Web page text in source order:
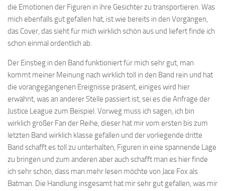
die Emotionen der Figuren in ihre Gesichter zu transportieren. Was
mich ebenfalls gut gefallen hat, ist wie bereits in den Vorgängen,
das Cover, das sieht für mich wirklich schön aus und liefert finde ich
schon einmal ordentlich ab.
Der Einstieg in den Band funktioniert für mich sehr gut, man
kommt meiner Meinung nach wirklich toll in den Band rein und hat
die vorangegangenen Ereignisse präsent, einiges wird hier
erwähnt, was an anderer Stelle passiert ist, sei es die Anfrage der
Justice League zum Beispiel. Vorweg muss ich sagen, ich bin
wirklich großer Fan der Reihe, dieser hat mir vom ersten bis zum
letzten Band wirklich klasse gefallen und der vorliegende dritte
Band schafft es toll zu unterhalten, Figuren in eine spannende Lage
zu bringen und zum anderen aber auch schafft man es hier finde
ich sehr schön, dass man mehr lesen möchte von Jace Fox als
Batman. Die Handlung insgesamt hat mir sehr gut gefallen, was mir